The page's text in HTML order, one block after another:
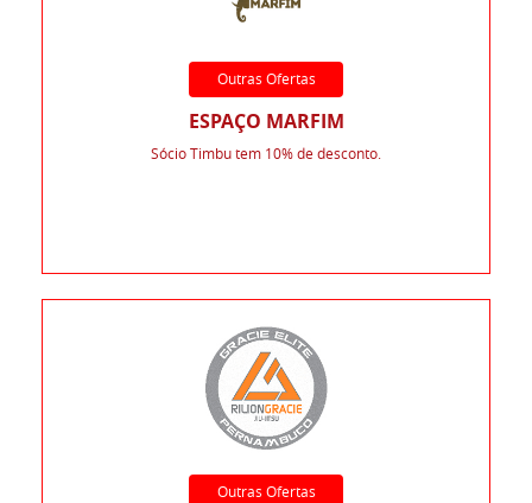
Outras Ofertas
ESPAÇO MARFIM
Sócio Timbu tem 10% de desconto.
Outras Ofertas